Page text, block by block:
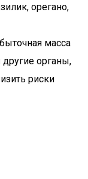
орегано,
масса
другие органы,
риски